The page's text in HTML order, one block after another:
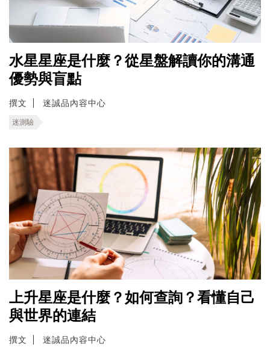
水星星座是什麼？從星盤解讀你的溝通
優勢與盲點
撰文 迷誠品內容中心
迷測驗
上升星座是什麼？如何查詢？看懂自己
與世界的連結
撰文 迷誠品內容中心